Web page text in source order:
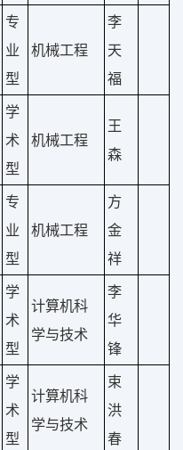
专
业
型
机械工程
李
天
福
学
术
型
机械工程
王
森
专
业
型
机械工程
方
金
祥
学
术
型
计算机科
学与技术
李
华
锋
学
术
型
计算机科
学与技术
束
洪
春